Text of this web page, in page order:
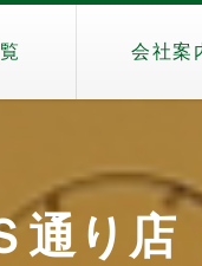
会社案
通り